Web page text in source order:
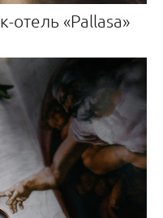
отель «Pallasa»